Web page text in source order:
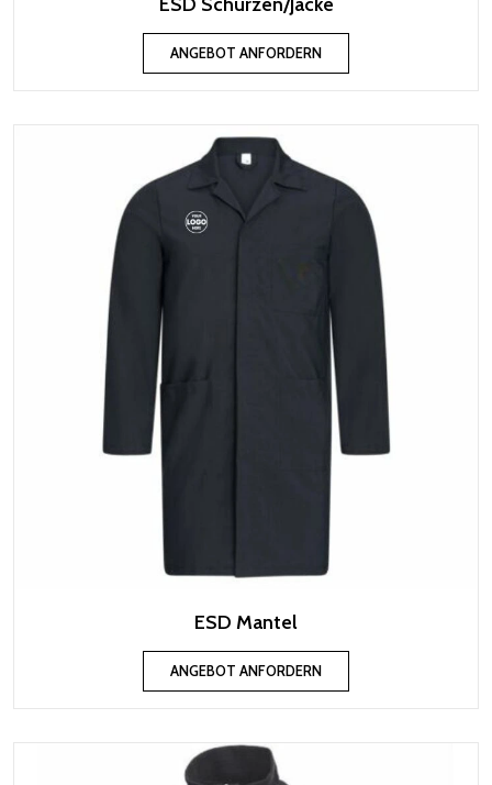
ANGEBOT ANFORDERN
ESD Mantel
ANGEBOT ANFORDERN